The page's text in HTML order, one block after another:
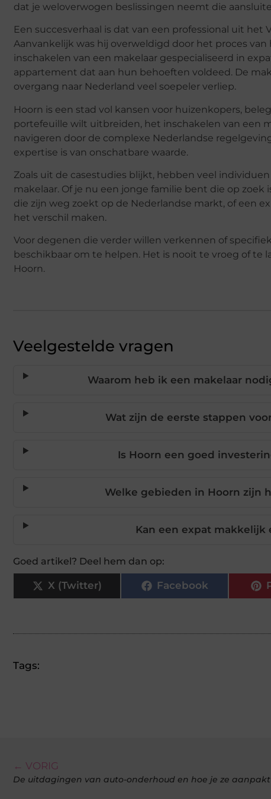
dat je weloverwogen beslissingen neemt die
Een succesverhaal is dat van een professional uit
Aanvankelijk was hij overweldigd door het proces
inschakelen van een makelaar gespecialiseerd in
appartement dat aan hun behoeften voldeed. De
overgang naar Nederland veel soepeler verliep.
Hoorn is een stad vol kansen voor huizenkopers,
portefeuille wilt uitbreiden, het inschakelen van een
navigeren door de complexe Nederlandse
expertise is van onschatbare waarde.
Zoals uit de casestudies blijkt, hebben veel
makelaar. Of je nu een jonge familie bent die op
die zijn weg zoekt op de Nederlandse markt, of een
het verschil maken.
Voor degenen die verder willen verkennen of
beschikbaar om te helpen. Het is nooit te vroeg of
Hoorn.
Veelgestelde vragen
Waarom heb ik een makelaar
Wat zijn de eerste stappen
Is Hoorn een goed
Welke gebieden in Hoorn zijn
Kan een expat
Goed artikel? Deel hem dan op:
X (Twitter) Facebook
Tags:
← VORIG
De uitdagingen van auto-onderhoud en hoe je ze aanpakt